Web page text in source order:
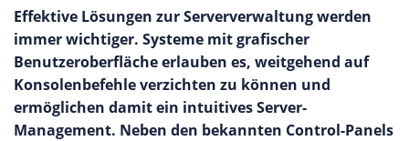
Effektive Lösungen zur Serververwaltung werden
immer wichtiger. Systeme mit grafischer
Benutzeroberfläche erlauben es, weitgehend auf
Konsolenbefehle verzichten zu können und
ermöglichen damit ein intuitives Server-
Management. Neben den bekannten Control-Panels